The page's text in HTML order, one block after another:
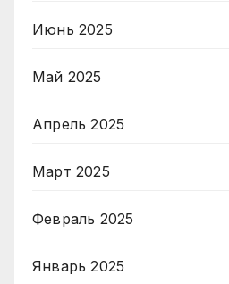
Июнь 2025
Май 2025
Апрель 2025
Март 2025
Февраль 2025
Январь 2025